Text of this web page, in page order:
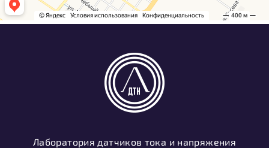
Лаборатория датчиков тока и напряжения